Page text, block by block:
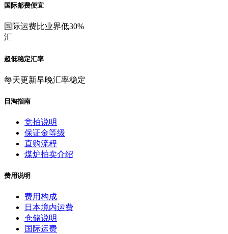
国际邮费便宜
国际运费比业界低30%
汇
超低稳定汇率
每天更新早晚汇率稳定
日淘指南
竞拍说明
保证金等级
直购流程
煤炉拍卖介绍
费用说明
费用构成
日本境内运费
仓储说明
国际运费